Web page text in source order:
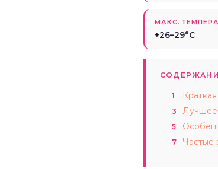
МАКС.
+26–29°C
1
3 Лучшее
5
7 Частые